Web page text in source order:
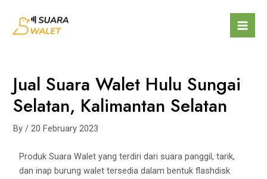
Jual Suara Walet Hulu Sungai
Selatan, Kalimantan Selatan
By/20 February 2023
Produk Suara Walet yang terdiri dari suara panggil, tarik,
dan inap burung walet tersedia dalam bentuk flashdisk